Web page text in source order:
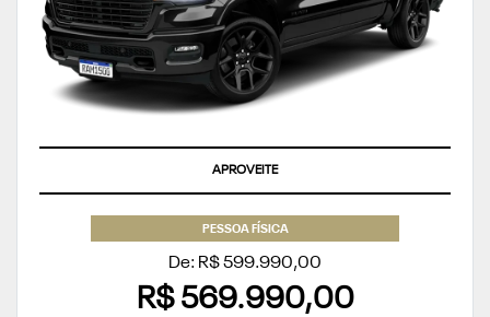
APROVEITE
PESSOA FÍSICA
De: R$ 599.990,00
R$ 569.990,00